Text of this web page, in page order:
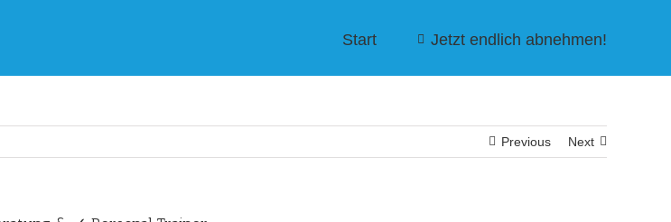
Start Jetzt endlich abnehmen!
Previous Next